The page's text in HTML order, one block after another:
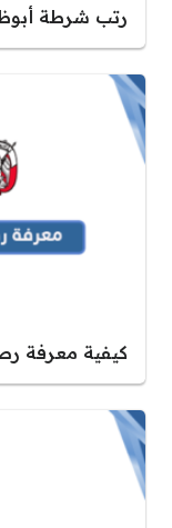
رتب شرطة أبوظبي
كيفية معرفة